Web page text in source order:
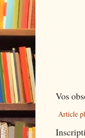
Vos
Article